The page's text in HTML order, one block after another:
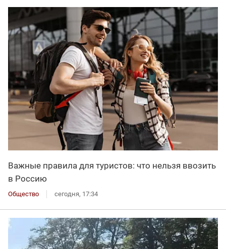
Важные правила для туристов: что нельзя ввозить
в Россию
Общество сегодня, 17:34